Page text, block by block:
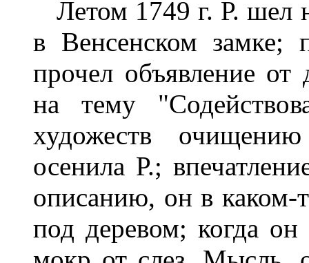
Летом 1749 г. Р. шел
в Венсенском замке;
прочел объявление
на тему
художеств
осенила Р.;
описанию, он в каком-
под деревом; когда